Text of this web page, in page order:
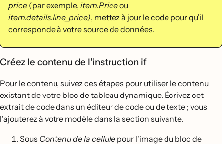
price (par exemple, item.Priceou
item.details.line_price), mettez à jour le code pour qu'il
corresponde à votre source de données.
Créez le contenu de l'instruction if
Pour le contenu, suivez ces étapes pour utiliser le contenu
existant de votre bloc de tableau dynamique. Écrivez cet
extrait de code dans un éditeur de code ou de texte ; vous
l'ajouterez à votre modèle dans la section suivante.
Sous Contenu de la cellule pour l'image du bloc de